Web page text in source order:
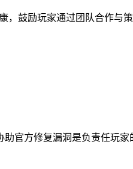
鼓励玩家通过团队合作与策
官方修复漏洞是负责任玩家